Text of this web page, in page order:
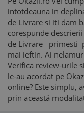
intotdeauna in
de Livrare si iti dam
corespunde
de Livrare primesti
mai ieftin. Ai
Verifica review-urile
le-au acordat pe
online? Este simplu,
prin această